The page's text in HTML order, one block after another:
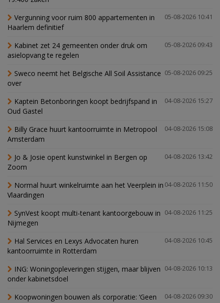
05-08-2026 10:41
Vergunning voor ruim 800 appartementen in
Haarlem definitief
05-08-2026 09:43
Kabinet zet 24 gemeenten onder druk om
asielopvang te regelen
05-08-2026 09:25
Sweco neemt het Belgische All Soil Assistance
over
04-08-2026 15:27
Kaptein Betonboringen koopt bedrijfspand in
Oud Gastel
04-08-2026 15:08
Billy Grace huurt kantoorruimte in Metropool
Amsterdam
04-08-2026 13:42
Jo & Josie opent kunstwinkel in Bergen op
Zoom
04-08-2026 11:50
Normal huurt winkelruimte aan het Veerplein in
Vlaardingen
04-08-2026 11:25
SynVest koopt multi-tenant kantoorgebouw in
Nijmegen
04-08-2026 10:45
Hal Services en Lexys Advocaten huren
kantoorruimte in Rotterdam
04-08-2026 10:13
ING: Woningopleveringen stijgen, maar blijven
onder kabinetsdoel
04-08-2026 09:30
Koopwoningen bouwen als corporatie: ‘Geen